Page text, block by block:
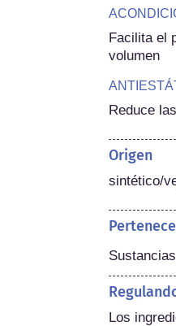
Facilita el
volumen
Reduce
Origen
sintético/
Los